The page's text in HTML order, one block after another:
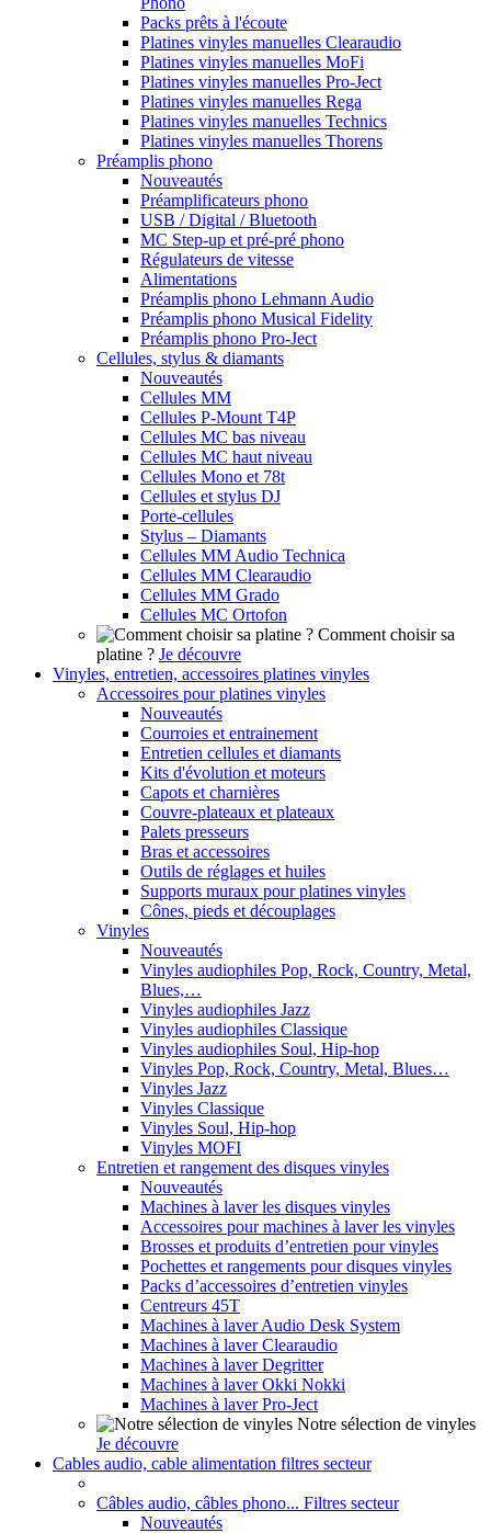
Packs prêts à l'écoute
Platines vinyles manuelles Clearaudio
Platines vinyles manuelles MoFi
Platines vinyles manuelles Pro-Ject
Platines vinyles manuelles Rega
Platines vinyles manuelles Technics
Platines vinyles manuelles Thorens
Préamplis phono
Nouveautés
Préamplificateurs phono
USB / Digital / Bluetooth
MC Step-up et pré-pré phono
Régulateurs de vitesse
Alimentations
Préamplis phono Lehmann Audio
Préamplis phono Musical Fidelity
Préamplis phono Pro-Ject
Cellules, stylus & diamants
Nouveautés
Cellules MM
Cellules P-Mount T4P
Cellules MC bas niveau
Cellules MC haut niveau
Cellules Mono et 78t
Cellules et stylus DJ
Porte-cellules
Stylus – Diamants
Cellules MM Audio Technica
Cellules MM Clearaudio
Cellules MM Grado
Cellules MC Ortofon
Comment choisir sa
platine ? Je découvre
Vinyles, entretien, accessoires platines vinyles
Accessoires pour platines vinyles
Nouveautés
Courroies et entrainement
Entretien cellules et diamants
Kits d'évolution et moteurs
Capots et charnières
Couvre-plateaux et plateaux
Palets presseurs
Bras et accessoires
Outils de réglages et huiles
Supports muraux pour platines vinyles
Cônes, pieds et découplages
Vinyles
Nouveautés
Vinyles audiophiles Pop, Rock, Country, Metal,
Blues,…
Vinyles audiophiles Jazz
Vinyles audiophiles Classique
Vinyles audiophiles Soul, Hip-hop
Vinyles Pop, Rock, Country, Metal, Blues…
Vinyles Jazz
Vinyles Classique
Vinyles Soul, Hip-hop
Vinyles MOFI
Entretien et rangement des disques vinyles
Nouveautés
Machines à laver les disques vinyles
Accessoires pour machines à laver les vinyles
Brosses et produits d’entretien pour vinyles
Pochettes et rangements pour disques vinyles
Packs d’accessoires d’entretien vinyles
Centreurs 45T
Machines à laver Audio Desk System
Machines à laver Clearaudio
Machines à laver Degritter
Machines à laver Okki Nokki
Machines à laver Pro-Ject
Notre sélection de vinyles
Je découvre
Cables audio, cable alimentation filtres secteur
Câbles audio, câbles phono... Filtres secteur
Nouveautés